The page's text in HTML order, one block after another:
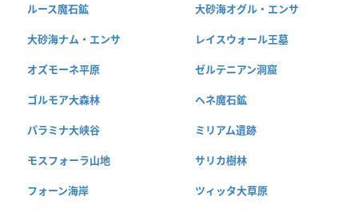
ルース魔石鉱 大砂海オグル・エンサ
大砂海ナム・エンサ レイスウォール王墓
オズモーネ平原 ゼルテニアン洞窟
ゴルモア大森林 ヘネ魔石鉱
パラミナ大峡谷 ミリアム遺跡
モスフォーラ山地 サリカ樹林
フォーン海岸 ツィッタ大草原